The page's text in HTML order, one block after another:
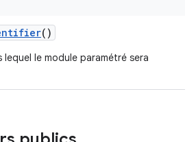
()
lequel le module paramétré sera